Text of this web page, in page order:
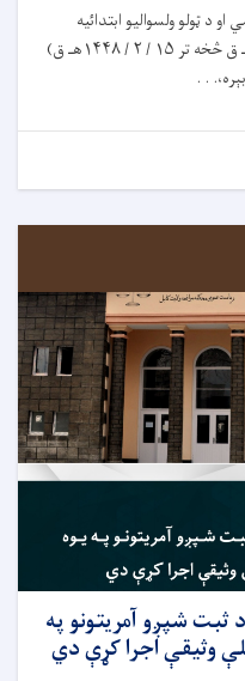
د ټولو ولسواليو ابتدائيه
محاکمو په دوو اونيو کې (له ۱ / ۲/ ۱۴۴۸هـ ق څخه تر ۱۵ / ۲ / ۱۴۴۸هـ ق)
ثبت شپږو آمریتونو په